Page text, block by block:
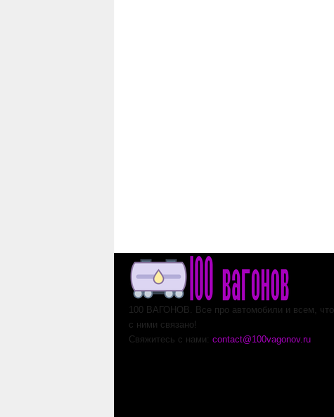
100 ВАГОНОВ. Все про автомобили и всем, что
с ними связано!
Свяжитесь с нами: contact@100vagonov.ru